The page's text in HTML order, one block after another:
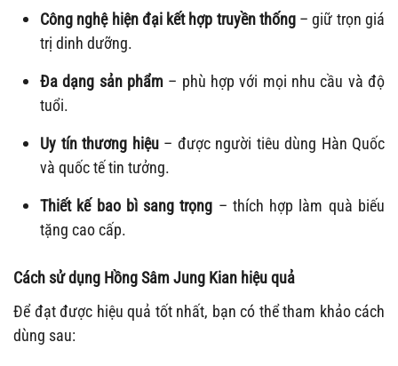
Công nghệ hiện đại kết hợp truyền thống– giữ trọn giá
trị dinh dưỡng.
Đa dạng sản phẩm – phù hợp với mọi nhu cầu và độ
tuổi.
Uy tín thương hiệu– được người tiêu dùng Hàn Quốc
và quốc tế tin tưởng.
Thiết kế bao bì sang trọng – thích hợp làm quà biếu
tặng cao cấp.
Cách sử dụng Hồng Sâm Jung Kian hiệu quả
Để đạt được hiệu quả tốt nhất, bạn có thể tham khảo cách
dùng sau: